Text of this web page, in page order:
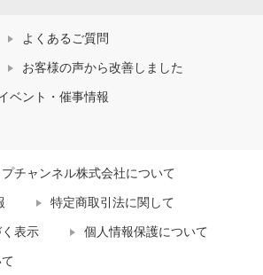
よくあるご質問
お客様の声から改善しました
ベント・催事情報
チャンネル株式会社について
特定商取引法に関して
表示 個人情報保護について